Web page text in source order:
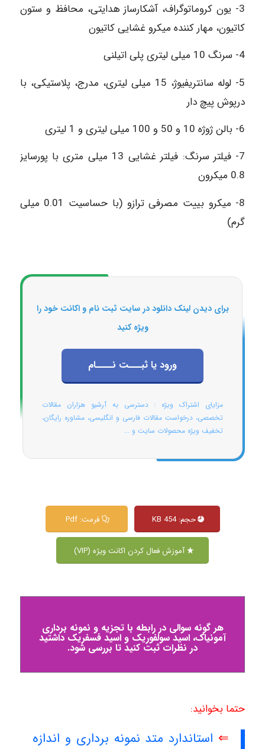
3- یون کروماتوگراف، آشکارساز هدایتی، محافظ و ستون
کاتیون، مهار کننده میکرو غشایی کاتیون
4- سرنگ 10 میلی لیتری پلی اتیلنی
5- لوله سانتریفیوژ، 15 میلی لیتری، مدرج، پلاستیکی، با
درپوش پیچ دار
6- بالن ژوژه 10 و 50 و 100 میلی لیتری و 1 لیتری
7- فیلتر سرنگ: فیلتر غشایی 13 میلی متری با پورسایز
0.8 میکرون
8- میکرو بییت مصرفی ترازو (با حساسیت 0.01 میلی
گرم)
برای دیدن لینک دانلود در سایت ثبت نام و اکانت خود را
ویژه کنید
ورود یا ثبـــت نــــام
مزایای اشتراک ویژه : دسترسی به آرشیو هزاران مقالات
تخصصی، درخواست مقالات فارسی و انگلیسی، مشاوره رایگان،
تخفیف ویژه محصولات سایت و ...
حجم: 454 KB فرمت: Pdf
آموزش فعال کردن اکانت ویژه (VIP)
هر گونه سوالی در رابطه با تجزیه و نمونه برداری
آمونیاک، اسید سولفوریک و اسید فسفریک داشتید
در نظرات ثبت کنید تا بررسی شود.
حتما بخوانید:
⇐ استاندارد متد نمونه برداری و اندازه